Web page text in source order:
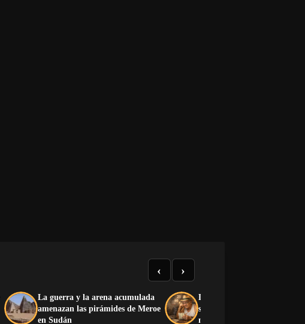
La guerra y la arena acumulada
amenazan las pirámides de Meroe
en Sudán
La Charada Cubana:
significado y lista completa
números del 1 al 100
‹ ›